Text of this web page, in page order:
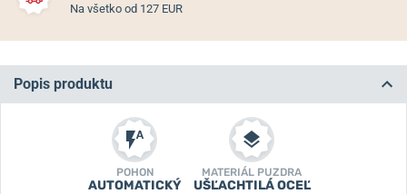
Na všetko od 127 EUR
Popis produktu
POHON
AUTOMATICKÝ
MATERIÁL PUZDRA
UŠĽACHTILÁ OCEĽ